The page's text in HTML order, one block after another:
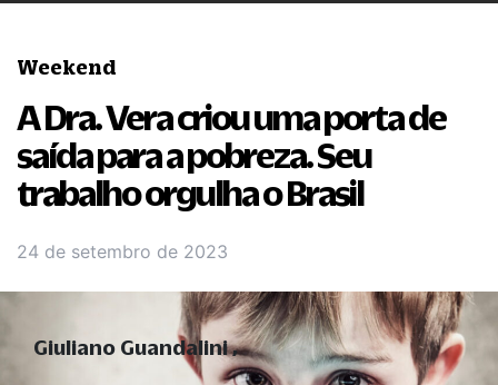
Weekend
A Dra. Vera criou uma porta de
saída para a pobreza. Seu
trabalho orgulha o Brasil
24 de setembro de 2023
Giuliano Guandalini